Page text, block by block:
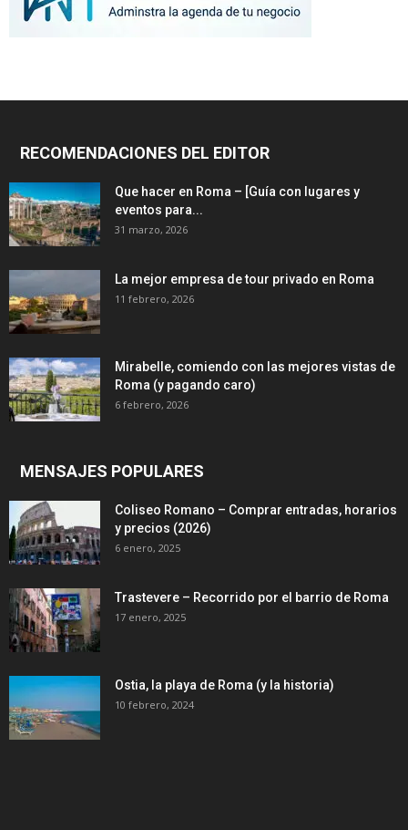
RECOMENDACIONES DEL EDITOR
Que hacer en Roma – [Guía con lugares y
eventos para...
31 marzo, 2026
La mejor empresa de tour privado en Roma
11 febrero, 2026
Mirabelle, comiendo con las mejores vistas de
Roma (y pagando caro)
6 febrero, 2026
MENSAJES POPULARES
Coliseo Romano – Comprar entradas, horarios
y precios (2026)
6 enero, 2025
Trastevere – Recorrido por el barrio de Roma
17 enero, 2025
Ostia, la playa de Roma (y la historia)
10 febrero, 2024